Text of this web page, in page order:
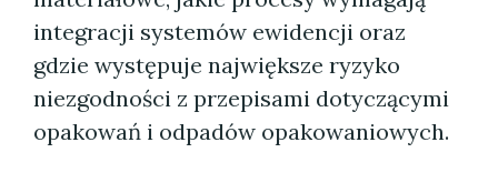
integracji systemów ewidencji oraz
gdzie występuje największe ryzyko
niezgodności z przepisami dotyczącymi
opakowań i odpadów opakowaniowych.